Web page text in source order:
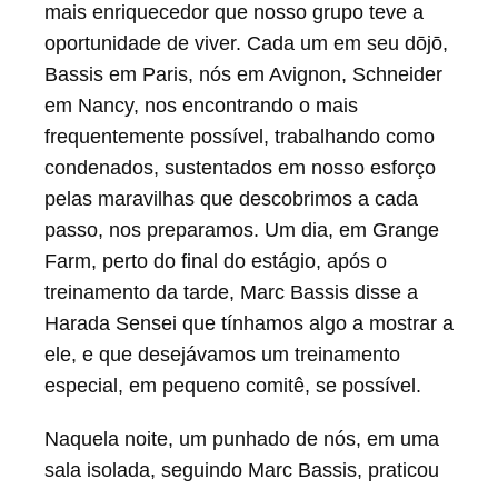
Dans la soirée, une poignée d’entre nous,
dans une pièce retirée, suivant Marc
Bassis, pratiqua devant Harada Senseï,
seul, immobile et muet. Cela dura, je ne
sais plus, une heure, deux peut-être. Il n’y
avait plus de temps, plus de fatigue, plus
d’appréhension… Notre petit groupe, em
osmose totale, délivra, sans seconde
chance, ce que nous avions pu faire nôtre
du message transmis par Olivier Perroy.
Le lendemain, à l’entraînement du matin,
Harada Senseï avait changé son Karaté.
Jacques CAUSON Mai 1999
mais enriquecedor que nosso grupo teve a
oportunidade de viver. Cada um em seu dōjō,
Bassis em Paris, nós em Avignon, Schneider
em Nancy, nos encontrando o mais
frequentemente possível, trabalhando como
condenados, sustentados em nosso esforço
pelas maravilhas que descobrimos a cada
passo, nos preparamos. Um dia, em Grange
Farm, perto do final do estágio, após o
treinamento da tarde, Marc Bassis disse a
Harada Sensei que tínhamos algo a mostrar a
ele, e que desejávamos um treinamento
especial, em pequeno comitê, se possível.
Naquela noite, um punhado de nós, em uma
sala isolada, seguindo Marc Bassis, praticou